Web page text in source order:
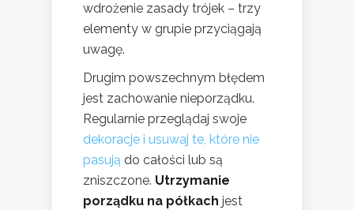
wdrożenie zasady trójek – trzy
elementy w grupie przyciągają
uwagę.
Drugim powszechnym błędem
jest zachowanie nieporządku.
Regularnie przeglądaj swoje
dekoracje i usuwaj te, które nie
pasują do całości lub są
zniszczone. Utrzymanie
porządku na półkach jest